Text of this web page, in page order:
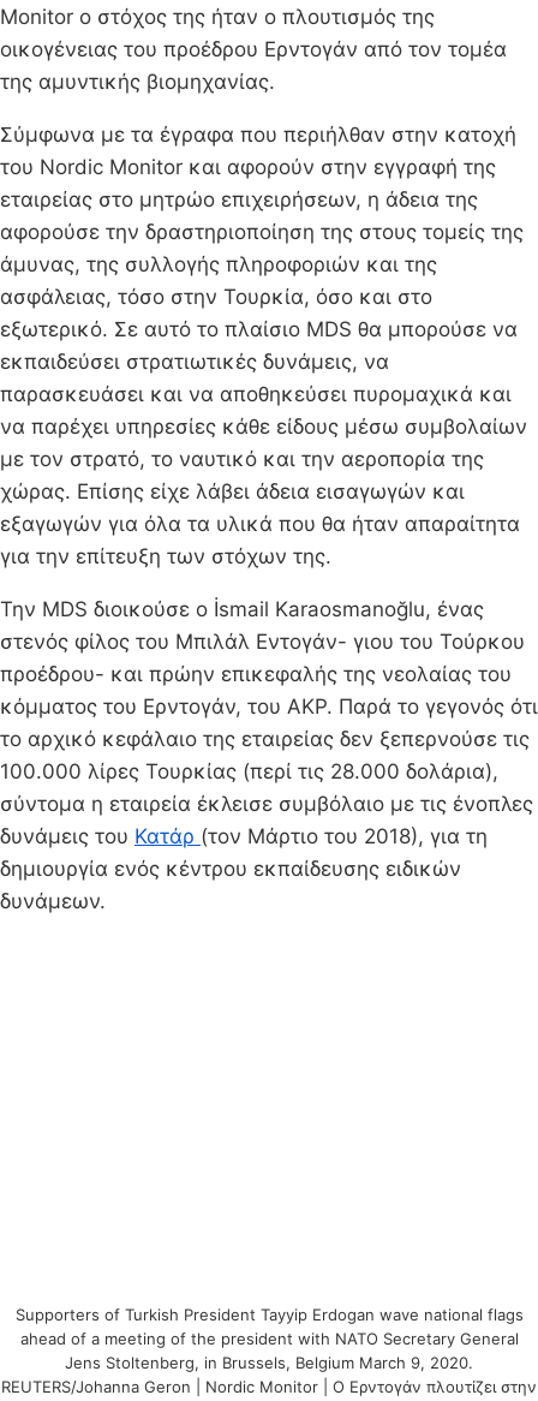
Monitor ο στόχος της ήταν ο πλουτισμός της
οικογένειας του προέδρου Ερντογάν από τον τομέα
της αμυντικής βιομηχανίας.
Σύμφωνα με τα έγραφα που περιήλθαν στην κατοχή
του Nordic Monitor και αφορούν στην εγγραφή της
εταιρείας στο μητρώο επιχειρήσεων, η άδεια της
αφορούσε την δραστηριοποίηση της στους τομείς της
άμυνας, της συλλογής πληροφοριών και της
ασφάλειας, τόσο στην Τουρκία, όσο και στο
εξωτερικό. Σε αυτό το πλαίσιο MDS θα μπορούσε να
εκπαιδεύσει στρατιωτικές δυνάμεις, να
παρασκευάσει και να αποθηκεύσει πυρομαχικά και
να παρέχει υπηρεσίες κάθε είδους μέσω συμβολαίων
με τον στρατό, το ναυτικό και την αεροπορία της
χώρας. Επίσης είχε λάβει άδεια εισαγωγών και
εξαγωγών για όλα τα υλικά που θα ήταν απαραίτητα
για την επίτευξη των στόχων της.
Την MDS διοικούσε ο İsmail Karaosmanoğlu, ένας
στενός φίλος του Μπιλάλ Εντογάν- γιου του Τούρκου
προέδρου- και πρώην επικεφαλής της νεολαίας του
κόμματος του Ερντογάν, του ΑΚΡ. Παρά το γεγονός ότι
το αρχικό κεφάλαιο της εταιρείας δεν ξεπερνούσε τις
100.000 λίρες Τουρκίας (περί τις 28.000 δολάρια),
σύντομα η εταιρεία έκλεισε συμβόλαιο με τις ένοπλες
δυνάμεις του Κατάρ (τον Μάρτιο του 2018), για τη
δημιουργία ενός κέντρου εκπαίδευσης ειδικών
δυνάμεων.
Supporters of Turkish President Tayyip Erdogan wave national flags
ahead of a meeting of the president with NATO Secretary General
Jens Stoltenberg, in Brussels, Belgium March 9, 2020.
REUTERS/Johanna Geron | Nordic Monitor | Ο Ερντογάν πλουτίζει στην